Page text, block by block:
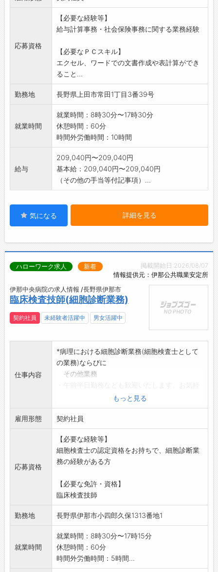
変更の範囲:会社の定める業務
応募資格
【必要な経験等】
給与計算事務・社会保険事務に関する業務経験
【必要なＰＣスキル】
エクセル、ワードでの文書作成や表計算ができ
ること...
勤務地 長野県上田市常田1丁目3番39号
就業時間
就業時間：8時30分〜17時30分
休憩時間：60分
時間外労働時間：10時間
給与
209,040円〜209,040円
基本給：209,040円〜209,040円
（その他の手当等付記事項）...
気になる 詳細を見る
掲載開始日:2026/08/07
情報提供元：伊那公共職業安定所
ハローワーク求人 新着
伊那中央病院の求人情報 /長野県伊那市
臨床検査技師(細胞診断業務)
契約社員 未経験者活躍中 男女活躍中
仕事内容
*病理における細胞診断業務(細胞検査士として
の業務)ならびに
その他業務
にご相談ください。
変更範囲:変更なし
もっと見る
雇用形態 契約社員
応募資格
【必要な経験等】
細胞検査士の認定資格をお持ちで、細胞診断業
務の経験がある方
【必要な免許・資格】
臨床検査技師
勤務地 長野県伊那市小四郎久保1313番地1
就業時間
就業時間：8時30分〜17時15分
休憩時間：60分
時間外労働時間：5時間...